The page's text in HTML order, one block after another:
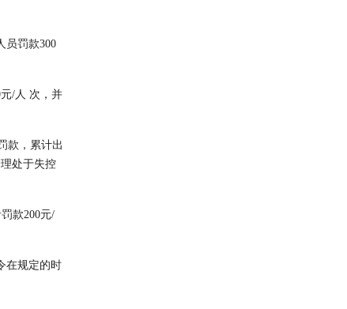
员罚款300
/人 次，并
款，累计出
处于失控
款200元/
在规定的时